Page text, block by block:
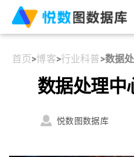
首页>博客>行业科普>数据
数据处理中
悦数图数据库